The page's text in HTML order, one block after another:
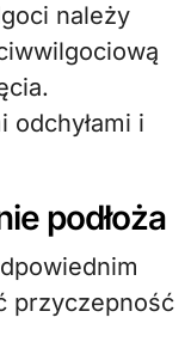
należy
odchyłami i
podłoża
przyczepność